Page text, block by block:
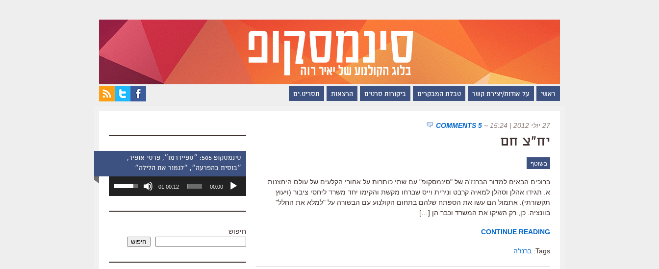
ראשי על אודות/יצירת קשר טבלת המבקרים ביקורות סרטים הרצאות תסריט.ים
27 יולי 2012 | 15:24 ~
5 COMMENTS
יח"צ חם
בשוטף
ברוכים הבאים למדור הברנז'ה של "סינמסקופ" עם שתי כותרות על אחורי הקלעים של עולם היחצנות.
א. תגידו אהלן וסהלן למאיה קרבט ונירית וייס שברחו מקשת והקימו יחד משרד ליחסי ציבור (ויעוץ
תקשורתי). אתמול הם עשו את הספתח שלהם בתחום הקולנוע עם הבשורה על "למלא את החלל"
בוונציה. כן, רק השיקו את המשרד וכבר הן […]
CONTINUE READING
Tags: ברנז'ה
סינמסקופ 505: ״ספיידרמן״, פרסי אופיר,
״בוסית בהפרעה״, ״לגמור את הלילה״
אודיו
00:00
01:00:12
השתמש
כדי
שמע.
חיפוש
חיפוש